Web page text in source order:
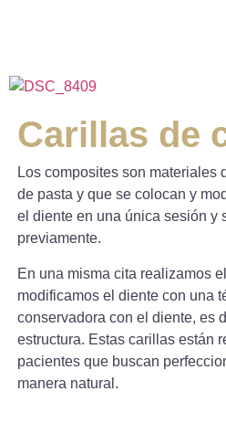
Carillas de
Los composites son materiales
de pasta y que se colocan y
el diente en una única sesión y
previamente.
En una misma cita realizamos
modificamos el diente con una
conservadora con el diente, es
estructura. Estas carillas están
pacientes que buscan
manera natural.